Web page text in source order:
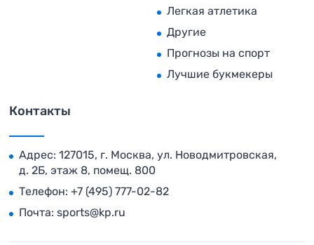
Легкая атлетика
Другие
Прогнозы на спорт
Лучшие букмекеры
Контакты
Адрес: 127015, г. Москва, ул. Новодмитровская,
д. 2Б, этаж 8, помещ. 800
Телефон: +7 (495) 777-02-82
Почта: sports@kp.ru